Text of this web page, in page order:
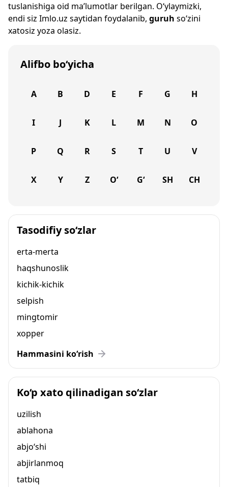
tuslanishiga oid ma’lumotlar berilgan. O‘ylaymizki,
endi siz Imlo.uz saytidan foydalanib, guruh so‘zini
xatosiz yoza olasiz.
Alifbo bo‘yicha
A B D E F G H
I J K L M N O
P Q R S T U V
X Y Z O‘ G‘ SH CH
Tasodifiy so‘zlar
erta-merta
haqshunoslik
kichik-kichik
selpish
mingtomir
xopper
Hammasini ko‘rish
Ko‘p xato qilinadigan so‘zlar
uzilish
ablahona
abjo‘shi
abjirlanmoq
tatbiq